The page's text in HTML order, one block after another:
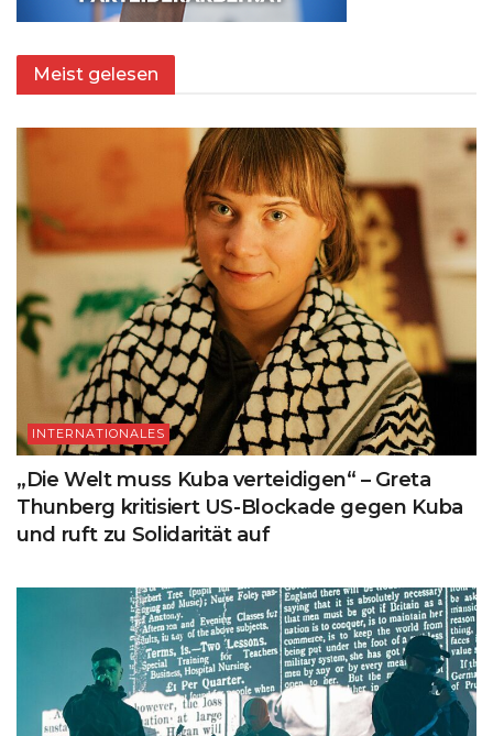
Meist gelesen
INTERNATIONALES
„Die Welt muss Kuba verteidigen“ – Greta
Thunberg kritisiert US-Blockade gegen Kuba
und ruft zu Solidarität auf